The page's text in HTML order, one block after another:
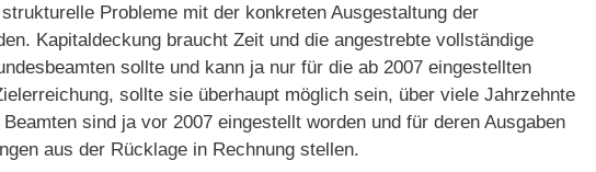
Probleme mit der konkreten Ausgestaltung der
Kapitaldeckung braucht Zeit und die angestrebte vollständige
sollte und kann ja nur für die ab 2007 eingestellten
sollte sie überhaupt möglich sein, über viele Jahrzehnte
sind ja vor 2007 eingestellt worden und für deren Ausgaben
aus der Rücklage in Rechnung stellen.